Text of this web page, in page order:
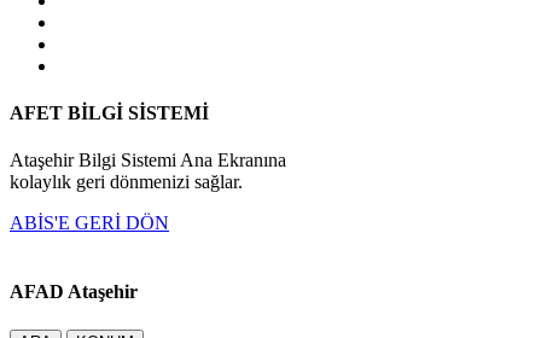
AFET BİLGİ SİSTEMİ
Ataşehir Bilgi Sistemi Ana Ekranına
kolaylık geri dönmenizi sağlar.
ABİS'E GERİ DÖN
AFAD Ataşehir